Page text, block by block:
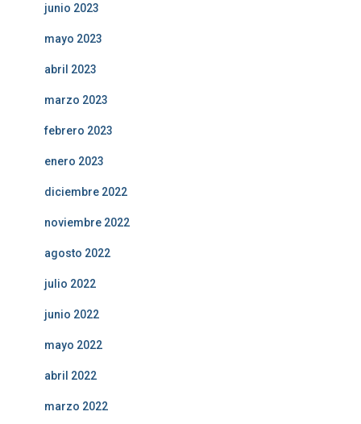
junio 2023
mayo 2023
abril 2023
marzo 2023
febrero 2023
enero 2023
diciembre 2022
noviembre 2022
agosto 2022
julio 2022
junio 2022
mayo 2022
abril 2022
marzo 2022